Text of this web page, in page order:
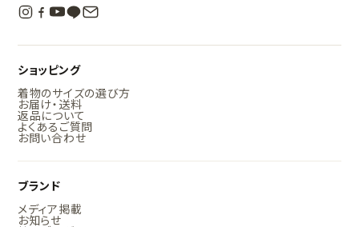
ショッピング
着物のサイズの選び方
お届け・送料
返品について
よくあるご質問
お問い合わせ
ブランド
メディア掲載
お知らせ